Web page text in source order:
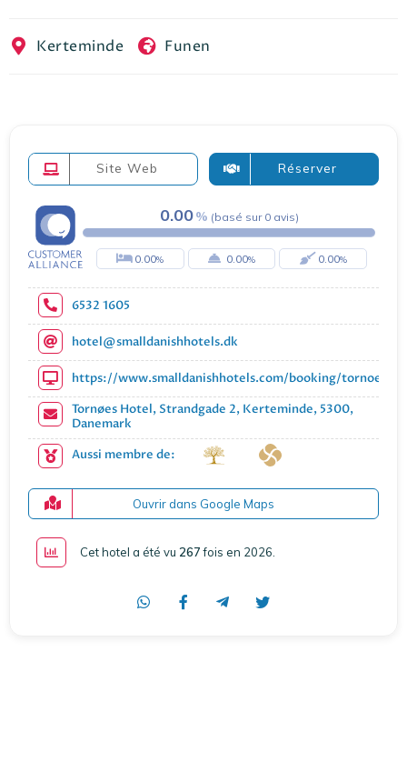
FR
Kerteminde Funen
Site Web Réserver
0.00 (basé sur 0 avis)
0.00 0.00 0.00
6532 1605
hotel@smalldanishhotels.dk
https://www.smalldanishhotels.com/booking/tornoees-
Tornøes Hotel, Strandgade 2, Kerteminde, 5300,
Danemark
Aussi membre de:
Ouvrir dans Google Maps
Cet hotel a été vu 267fois en 2026